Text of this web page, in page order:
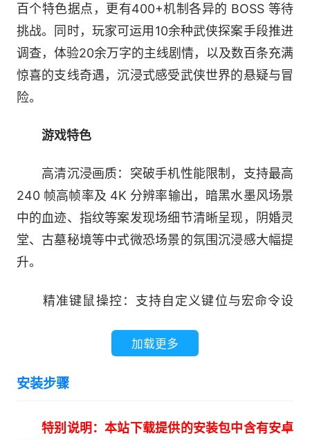
百个特色据点，更有400+机制各异的 BOSS 等待
挑战。同时，玩家可运用10余种武侠探案手段推进
调查，体验20余万字的主线剧情，以及数百条充满
惊喜的支线奇遇，沉浸式感受武侠世界的悬疑与冒
险。
游戏特色
高清沉浸画质：突破手机性能限制，支持最高
240 帧高帧率及 4K 分辨率输出，暗黑水墨风场景
中的血迹、指纹等案发现场细节清晰呈现，阴婚灵
堂、古墓秘境等中式微恐场景的氛围沉浸感大幅提
升。
精准键鼠操控：支持自定义键位与宏命令设
快速标记隐蔽线索，0.2 秒即可完成易容渗透等复
能，可同时运行多个游戏窗口进行双线探案，搭配
加载更多
安装步骤
特别说明：本站下载提供的安装包中含有安卓